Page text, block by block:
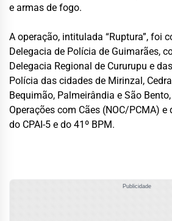
e armas de fogo.
A operação, intitulada “Ruptura”, foi
Delegacia de Polícia de Guimarães,
Delegacia Regional de Cururupu e
Polícia das cidades de Mirinzal,
Bequimão, Palmeirândia e São
Operações com Cães (NOC/PCMA)
do CPAI-5 e do 41º BPM.
Publicidade